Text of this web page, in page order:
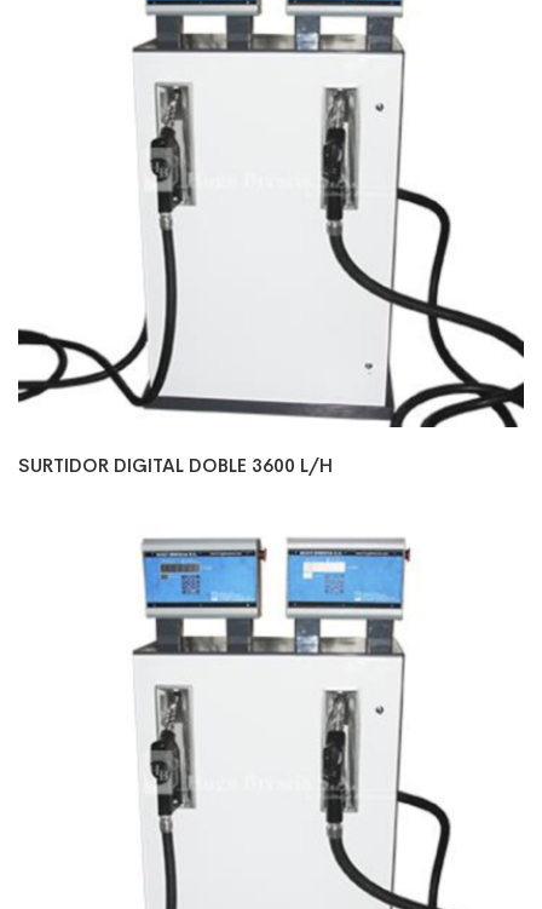
SURTIDOR DIGITAL DOBLE 3600 L/H